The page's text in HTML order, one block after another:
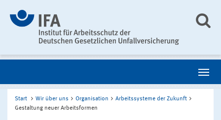
Start Wir über uns Organisation
Arbeitssysteme der Zukunft
Gestaltung neuer Arbeitsformen